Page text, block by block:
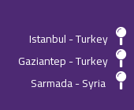
Istanbul - Turkey
Gaziantep - Turkey
Sarmada - Syria